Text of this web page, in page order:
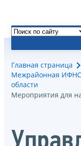
Главная страница
Межрайонная ИФНС
области
Мероприятия для